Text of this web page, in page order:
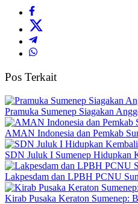
Pos Terkait
Pramuka Sumenep Siagakan
AMAN Indonesia dan Pemkab
SDN Juluk I Sumenep Hidupkan
Lakpesdam dan LPBH PCNU
Kirab Pusaka Keraton Sumenep: